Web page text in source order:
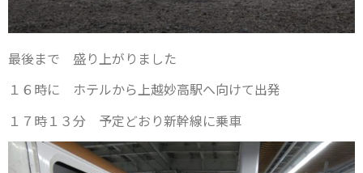
最後まで 盛り上がりました
１６時に ホテルから上越妙高駅へ向けて出発
１７時１３分 予定どおり新幹線に乗車